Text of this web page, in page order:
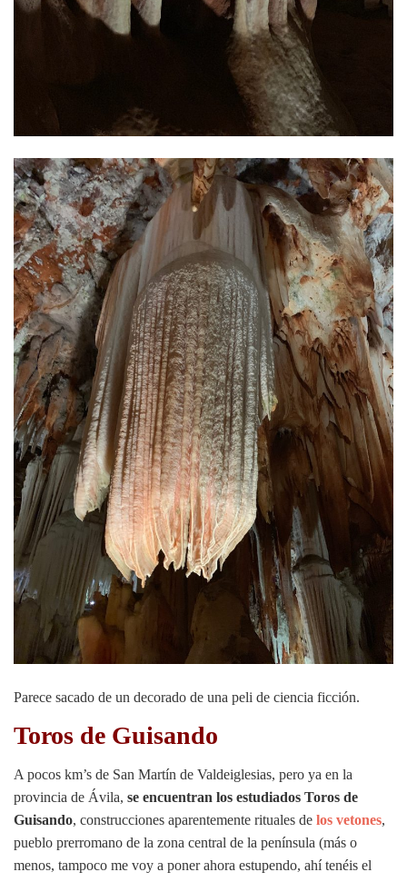
Parece sacado de un decorado de una peli de ciencia ficción.
Toros de Guisando
A pocos km’s de San Martín de Valdeiglesias, pero ya en la
provincia de Ávila, se encuentran los estudiados Toros de
Guisando, construcciones aparentemente rituales de los vetones,
pueblo prerromano de la zona central de la península (más o
menos, tampoco me voy a poner ahora estupendo, ahí tenéis el